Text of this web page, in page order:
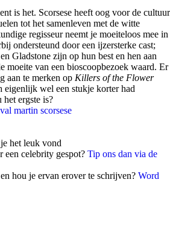
is het. Scorsese heeft oog voor de cultuur
tot het samenleven met de witte
regisseur neemt je moeiteloos mee in
ondersteund door een ijzersterke cast;
Gladstone zijn op hun best en hen aan
moeite van een bioscoopbezoek waard. Er
aan te merken op Killers of the Flower
eigenlijk wel een stukje korter had
het ergste is?
martin scorsese
het leuk vond
een celebrity gespot? Tip ons dan via de
hou je ervan erover te schrijven? Word